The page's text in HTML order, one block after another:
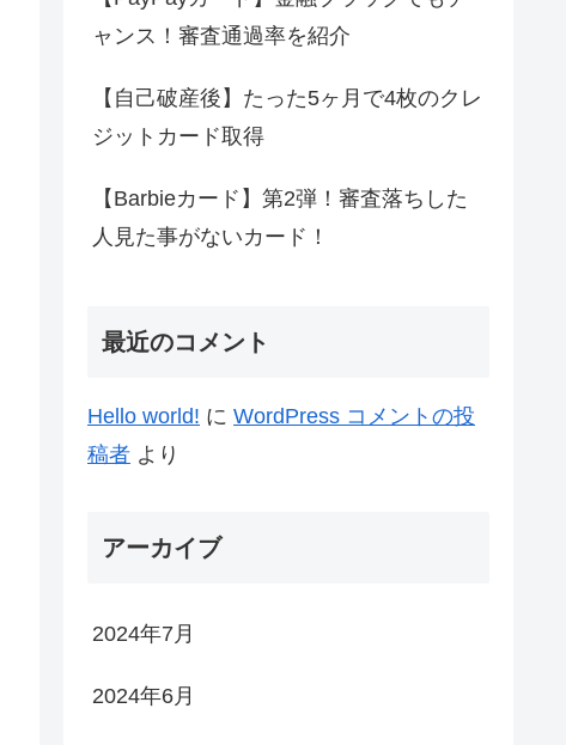
ャンス！審査通過率を紹介
【自己破産後】たった5ヶ月で4枚のクレ
ジットカード取得
【Barbieカード】第2弾！審査落ちした
人見た事がないカード！
最近のコメント
Hello world! に WordPress コメントの投
稿者 より
アーカイブ
2024年7月
2024年6月